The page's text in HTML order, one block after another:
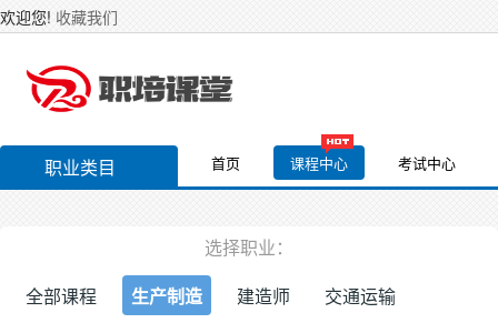
欢迎您! 收藏我们
职业类目 首页 课程中心 考试中心
选择职业：
全部课程
生产制造 建造师 交通运输